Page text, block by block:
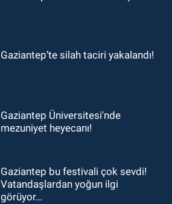
Gaziantep’te silah taciri yakalandı!
Gaziantep Üniversitesi'nde
mezuniyet heyecanı!
Gaziantep bu festivali çok sevdi!
Vatandaşlardan yoğun ilgi
görüyor…